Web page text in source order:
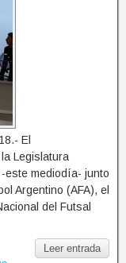
El
Legislatura
este mediodía- junto
Argentino (AFA), el
del Futsal
Leer entrada